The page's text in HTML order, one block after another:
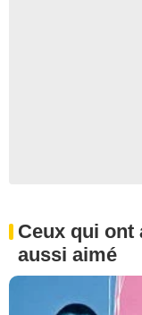
Ceux qui ont
aussi aimé